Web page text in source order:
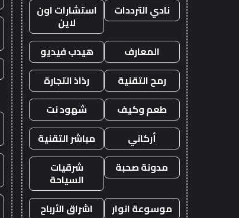
نادي الترددات
استشارات اون
لاين
المعارف
هيدب فيديو
رمح التقنية
رذاذ التجارة
طعم وكيف
شهود نت
أركاني
مباشر التقنية
مدونة صحبة
شرقيات
السياحة
موسوعة انوار
اشراق الأرباح